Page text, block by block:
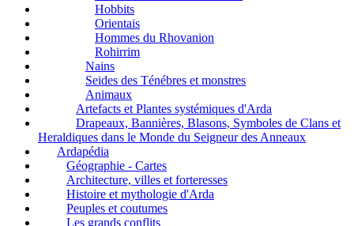
Hobbits
Orientais
Hommes du Rhovanion
Rohirrim
Nains
Seides des Ténébres et monstres
Animaux
Artefacts et Plantes systémiques d'Arda
Drapeaux, Bannières, Blasons, Symboles de Clans et
Heraldiques dans le Monde du Seigneur des Anneaux
Ardapédia
Géographie - Cartes
Architecture, villes et forteresses
Histoire et mythologie d'Arda
Peuples et coutumes
Les grands conflits